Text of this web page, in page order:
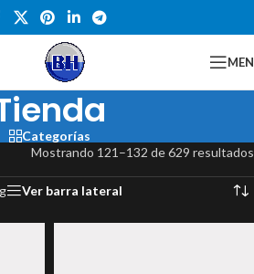
Categorías
Mostrando 121–132 de 629 resultados
Ver barra lateral